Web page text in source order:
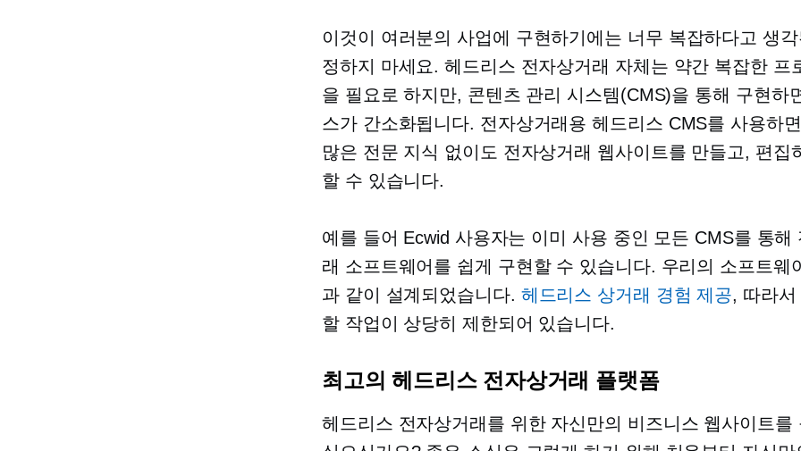
이것이 여러분의 사업에 구현하기에는 너무 복잡하다고 생
정하지 마세요. 헤드리스 전자상거래 자체는 약간 복잡한 프
을 필요로 하지만, 콘텐츠 관리 시스템(CMS)을 통해 구현하
스가 간소화됩니다. 전자상거래용 헤드리스 CMS를 사용하
많은 전문 지식 없이도 전자상거래 웹사이트를 만들고, 편집
할 수 있습니다.
예를 들어 Ecwid 사용자는 이미 사용 중인 모든 CMS를 통해
래 소프트웨어를 쉽게 구현할 수 있습니다. 우리의 소프트웨
과 같이 설계되었습니다. 헤드리스 상거래 경험 제공, 따라
할 작업이 상당히 제한되어 있습니다.
최고의 헤드리스 전자상거래 플랫폼
헤드리스 전자상거래를 위한 자신만의 비즈니스 웹사이트를